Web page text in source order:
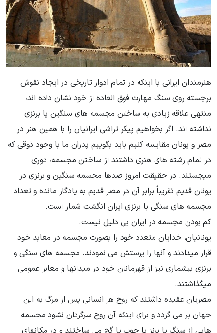
هنرمندان ایرانی با اینکه در تمام ادوار تاریخی در ایجاد نقوش
برجسته روی سنگ مهارت فوق العاده از خود نشان داده اند،
منتهی علاقه زیادی به ساختن مجسمه های سنگین یا برنزی
نداشته اند. اگر بخواهیم پیکر تراشی ایرانیان را با همین هنر در
مصر و یونان مقایسه کنیم باید بگوییم پدران ما با وجود ذوقی که
در تمام رشته های هنری داشتند از ساختن مجسمه، دوری
میجستند. در حقیقت امروز صدها مجسمه سنگین و برنزی در
یونان قدیم تقریباً برابر آن در مصر قدیم به یادگار مانده و تعداد
مجسمه های سنگی با برنزی ایران انگشت شمار است.
کم بودن مجسمه در ایران بی دلیل نیست.
یونانیان، خدایان متعدد خود را بصورت مجسمه در معابد خود
قرار میدادند و آنها را پرستش می نمودند. مجسمه های سنگی و
برنزی بیشماری نیز از قهرمانان خود در میدانها و معابر عمومی
میگذاشتند.
مصریان عقیده داشتند که روح هر انسانی پس از مرگ به این
جهان بر می گردد و برای اینکه آن روح سرگردان نشود مجسمه
هایی از سنگ یا برنز یا چوب یا گچ می ساختند و در مکانهای